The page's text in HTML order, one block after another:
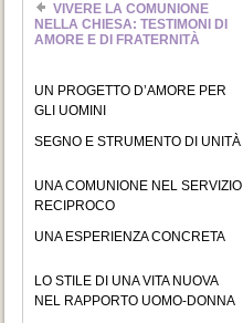
VIVERE LA COMUNIONE
NELLA CHIESA: TESTIMONI DI
AMORE E DI FRATERNITÀ
UN PROGETTO D’AMORE PER
GLI UOMINI
SEGNO E STRUMENTO DI UNITÀ
UNA COMUNIONE NEL SERVIZIO
RECIPROCO
UNA ESPERIENZA CONCRETA
LO STILE DI UNA VITA NUOVA
NEL RAPPORTO UOMO-DONNA